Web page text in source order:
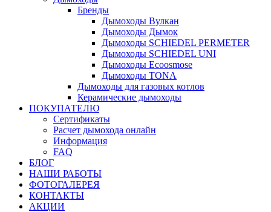
Бренды
Дымоходы Вулкан
Дымоходы Дымок
Дымоходы SCHIEDEL PERMETER
Дымоходы SCHIEDEL UNI
Дымоходы Ecoosmose
Дымоходы TONA
Дымоходы для газовых котлов
Керамические дымоходы
ПОКУПАТЕЛЮ
Сертификаты
Расчет дымохода онлайн
Информация
FAQ
БЛОГ
НАШИ РАБОТЫ
ФОТОГАЛЕРЕЯ
КОНТАКТЫ
АКЦИИ